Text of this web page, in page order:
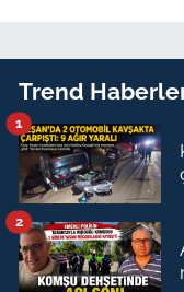
Trend
1
2